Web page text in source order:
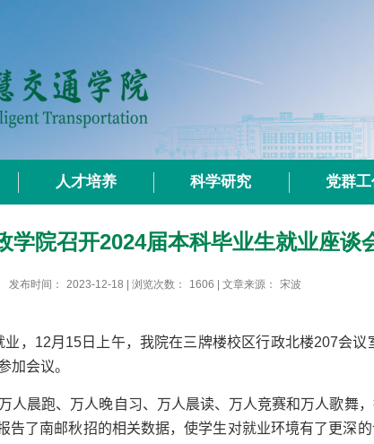
人才培养 科学研究 党群
学院召开2024届本科毕业生就业座谈
发布时间： 2023-12-18 | 浏览次数： 1606 | 文章来源： 宋波
， 12月 15 日上午，我院在三牌楼校区行政北楼207会议
加会议。
人晨跑、万人晚自习、万人晨读、万人竞赛和万人歌舞
了南邮秋招的相关数据，使学生对就业环境有了更深